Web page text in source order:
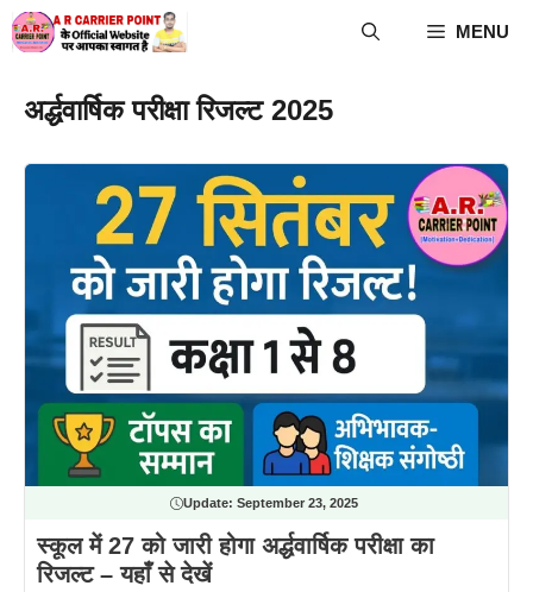
Skip
to
MENU
अर्द्धवार्षिक परीक्षा रिजल्ट 2025
Update: September 23, 2025
स्कूल में 27 को जारी होगा अर्द्धवार्षिक परीक्षा का
रिजल्ट – यहाँ से देखें